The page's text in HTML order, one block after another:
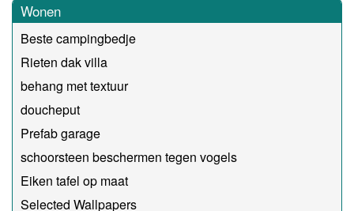
Wonen
Beste campingbedje
Rieten dak villa
behang met textuur
doucheput
Prefab garage
schoorsteen beschermen tegen vogels
Eiken tafel op maat
Selected Wallpapers